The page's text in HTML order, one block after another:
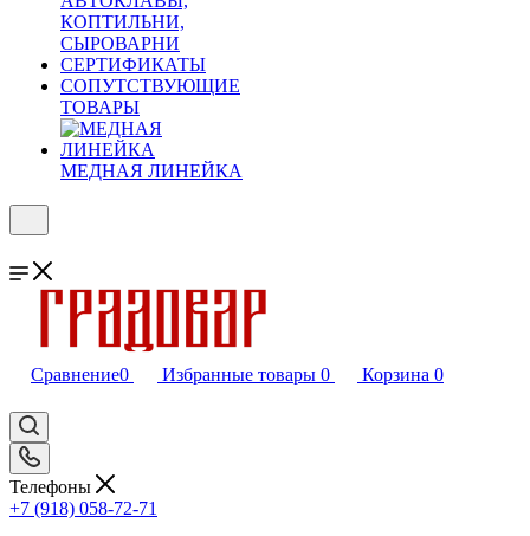
КОПТИЛЬНИ,
СЫРОВАРНИ
СЕРТИФИКАТЫ
СОПУТСТВУЮЩИЕ
ТОВАРЫ
МЕДНАЯ ЛИНЕЙКА
Сравнение0 Избранные товары 0 Корзина 0
Телефоны
+7 (918) 058-72-71